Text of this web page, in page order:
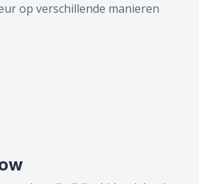
op verschillende manieren